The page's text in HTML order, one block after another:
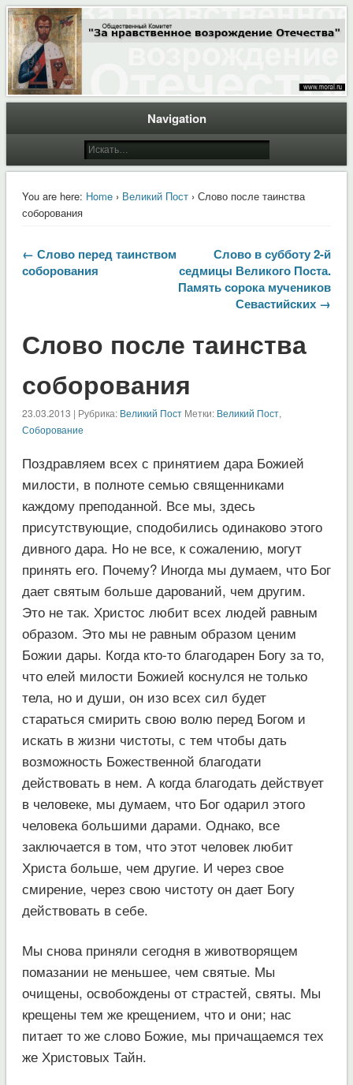
Moral.Ru
Общественный Комитет "За нравственное возрождение Отечества"
Navigation
You are here: Home› Великий Пост› Слово после таинства
соборования
← Слово перед таинством
соборования
Слово в субботу 2-й
седмицы Великого Поста.
Память сорока мучеников
Севастийских →
Слово после таинства
соборования
23.03.2013 | Рубрика: Великий ПостМетки: Великий Пост,
Соборование
Поздравляем всех с принятием дара Божией
милости, в полноте семью священниками
каждому преподанной. Все мы, здесь
присутствующие, сподобились одинаково этого
дивного дара. Но не все, к сожалению, могут
принять его. Почему? Иногда мы думаем, что Бог
дает святым больше дарований, чем другим.
Это не так. Христос любит всех людей равным
образом. Это мы не равным образом ценим
Божии дары. Когда кто-то благодарен Богу за то,
что елей милости Божией коснулся не только
тела, но и души, он изо всех сил будет
стараться смирить свою волю перед Богом и
искать в жизни чистоты, с тем чтобы дать
возможность Божественной благодати
действовать в нем. А когда благодать действует
в человеке, мы думаем, что Бог одарил этого
человека большими дарами. Однако, все
заключается в том, что этот человек любит
Христа больше, чем другие. И через свое
смирение, через свою чистоту он дает Богу
действовать в себе.
Мы снова приняли сегодня в животворящем
помазании не меньшее, чем святые. Мы
очищены, освобождены от страстей, святы. Мы
крещены тем же крещением, что и они; нас
питает то же слово Божие, мы причащаемся тех
же Христовых Тайн.